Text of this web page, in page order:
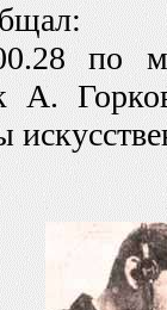
по
А.